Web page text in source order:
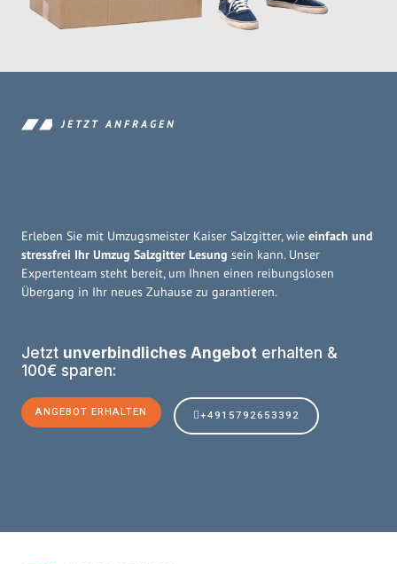
JETZT ANFRAGEN
Erleben Sie mit Umzugsmeister Kaiser Salzgitter, wie einfach und
stressfrei Ihr Umzug Salzgitter Lesung sein kann. Unser
Expertenteam steht bereit, um Ihnen einen reibungslosen
Übergang in Ihr neues Zuhause zu garantieren.
Jetzt unverbindliches Angebot erhalten &
100€ sparen:
ANGEBOT ERHALTEN +4915792653392